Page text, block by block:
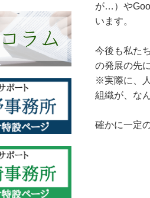
が…）や
います。
今後も私た
の発展の先
※実際に、
組織が、な
確かに一定